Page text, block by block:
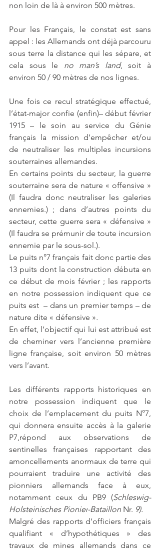
non loin de là à environ 500 mètres.
Pour les Français, le constat est sans
appel : les Allemands ont déjà parcouru
sous terre la distance qui les sépare, et
cela sous le no man’s land, soit à
environ 50 / 90 mètres de nos lignes.
Une fois ce recul stratégique effectué,
l’état-major confie (enfin)– début février
1915 – le soin au service du Génie
français la mission d’empêcher et/ou
de neutraliser les multiples incursions
souterraines allemandes.
En certains points du secteur, la guerre
souterraine sera de nature « offensive »
(Il faudra donc neutraliser les galeries
ennemies.) ; dans d’autres points du
secteur, cette guerre sera « défensive »
(Il faudra se prémunir de toute incursion
ennemie par le sous-sol.).
Le puits n°7 français fait donc partie des
13 puits dont la construction débuta en
ce début de mois février ; les rapports
en notre possession indiquent que ce
puits est  – dans un premier temps – de
nature dite « défensive ».
En effet, l’objectif qui lui est attribué est
de cheminer vers l’ancienne première
ligne française, soit environ 50 mètres
vers l’avant.
Les différents rapports historiques en
notre possession indiquent que le
choix de l’emplacement du puits N°7,
qui donnera ensuite accès à la galerie
P7,répond aux observations de
sentinelles françaises rapportant des
amoncellements anormaux de terre qui
pourraient traduire une activité des
pionniers allemands face à eux,
notamment ceux du PB9 (Schleswig-
Holsteinisches Pionier-Bataillon Nr. 9).
Malgré des rapports d’officiers français
qualifiant « d’hypothétiques » des
travaux de mines allemands dans ce